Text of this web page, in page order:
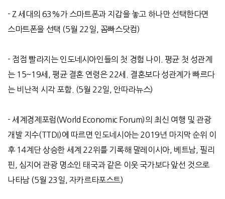
- Z세대의 63%가 스마트폰과 지갑을 놓고 하나만 선택한다면
스마트폰을 선택 (5월 22일, 꼼빠스닷컴)
- 점점 빨라지는 인도네시아인들의 첫 경험 나이
평균 첫 성관계
는15~19세 , 평균 결혼 연령은22세
결혼보다 성관계가 빠르다
는 비난적 시각 포함. (5월 22일, 안따라뉴스)
-세계경제포럼(World Economic Forum)의 최신 여행 및 관광
개발 지수(TTDI)에 따르면 인도네시아는2019년 마지막 순위 이
후14계단 상승한 세계 22위를 기록해 말레이시아, 베트남, 필리
핀 , 심지어 관광 명소인 태국과 같은 이웃 국가보다 앞선 것으로
나타남(5월 23일, 자카르타포스트)